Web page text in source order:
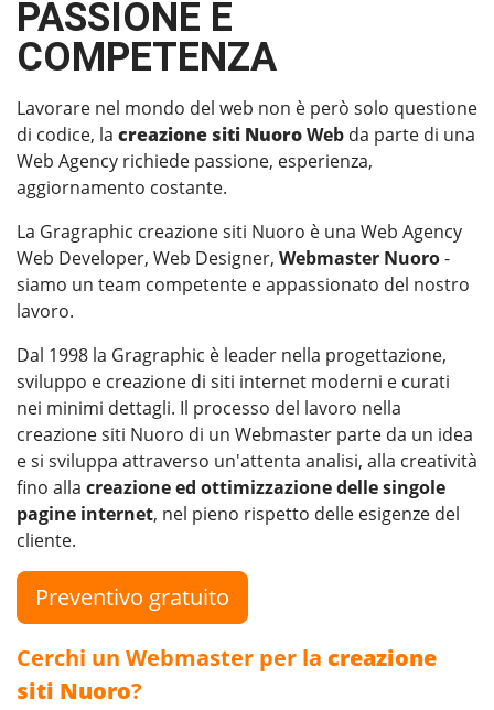
PASSIONE E
COMPETENZA
Lavorare nel mondo del web non è però solo questione
di codice, la creazione siti NuoroWeb da parte di una
Web Agency richiede passione, esperienza,
aggiornamento costante.
La Gragraphic creazione siti Nuoro è una Web Agency
Web Developer, Web Designer, Webmaster Nuoro-
siamo un team competente e appassionato del nostro
lavoro.
Dal 1998 la Gragraphic è leader nella progettazione,
sviluppo e creazione di siti internet moderni e curati
nei minimi dettagli. Il processo del lavoro nella
creazione siti Nuoro di un Webmaster parte da un idea
e si sviluppa attraverso un'attenta analisi, alla creatività
fino alla creazione ed ottimizzazione delle singole
pagine internet, nel pieno rispetto delle esigenze del
cliente.
Preventivo gratuito
Cerchi un Webmaster per la creazione
siti Nuoro?